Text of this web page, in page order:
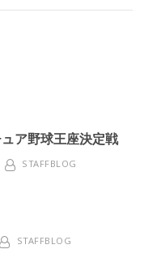
ア野球王座決定戦
STAFFBLOG
STAFFBLOG